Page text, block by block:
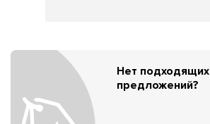
Нет подходящих
предложений?